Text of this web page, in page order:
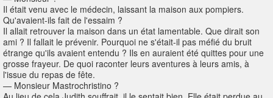
Il était venu avec le médecin, laissant la maison aux pompiers.
Qu'avaient-ils fait de l'essaim ?
Il allait retrouver la maison dans un état lamentable. Que dirait son
ami ? Il fallait le prévenir. Pourquoi ne s'était-il pas méfié du bruit
étrange qu'ils avaient entendu ? Ils en auraient été quittes pour une
grosse frayeur. De quoi raconter leurs aventures à leurs amis, à
l'issue du repas de fête.
— Monsieur Mastrochristino ?